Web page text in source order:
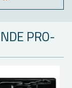
PRO­